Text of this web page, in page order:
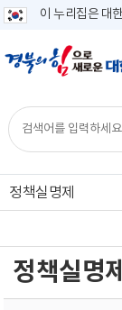
이 누리집은 대
정책실명제
정책실명제